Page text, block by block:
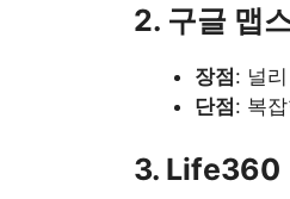
2. 구글 맵
장점: 널
단점: 복
3. Life360